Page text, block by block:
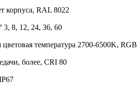
корпуса, RAL 8022
3, 8, 12, 24, 36, 60
температура 2700-6500K, RGB
более, CRI 80